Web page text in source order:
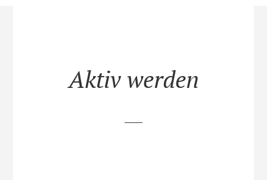
Aktiv werden